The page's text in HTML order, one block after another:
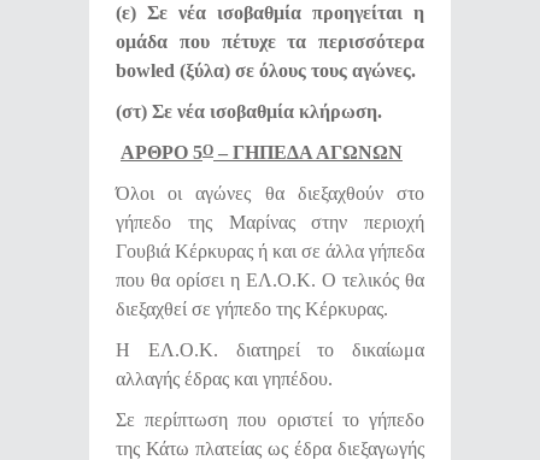
(ε) Σε νέα ισοβαθμία προηγείται η
ομάδα που πέτυχε τα περισσότερα
bowled (ξύλα) σε όλους τους αγώνες.
(στ) Σε νέα ισοβαθμία κλήρωση.
ΑΡΘΡΟ 5Ο – ΓΗΠΕΔΑ ΑΓΩΝΩΝ
Όλοι οι αγώνες θα διεξαχθούν στο
γήπεδο της Μαρίνας στην περιοχή
Γουβιά Κέρκυρας ή και σε άλλα γήπεδα
που θα ορίσει η ΕΛ.Ο.Κ. Ο τελικός θα
διεξαχθεί σε γήπεδο της Κέρκυρας.
Η ΕΛ.Ο.Κ. διατηρεί το δικαίωμα
αλλαγής έδρας και γηπέδου.
Σε περίπτωση που οριστεί το γήπεδο
της Κάτω πλατείας ως έδρα διεξαγωγής